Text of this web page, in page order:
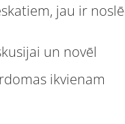
jau ir
un novēl
ikvienam